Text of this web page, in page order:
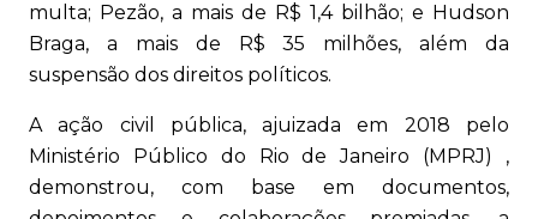
multa; Pezão, a mais de R$ 1,4 bilhão; e Hudson
Braga, a mais de R$ 35 milhões, além da
suspensão dos direitos políticos.
A ação civil pública, ajuizada em 2018 pelo
Ministério Público do Rio de Janeiro (MPRJ) ,
demonstrou, com base em documentos,